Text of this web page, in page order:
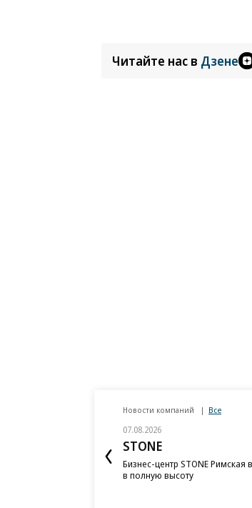
Читайте нас в Дзене
Новости компаний Все
07.08.2026
STONE
Бизнес-центр STONE Римская
в полную высоту